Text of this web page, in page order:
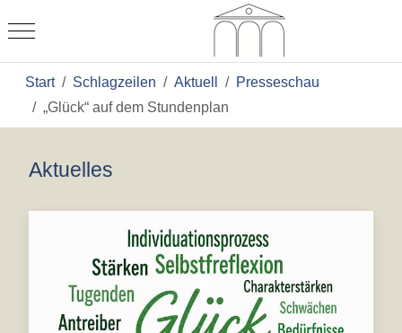
Mobile Menu Toggle
Start Schlagzeilen Aktuell
Presseschau
„Glück“ auf dem Stundenplan
Aktuelles